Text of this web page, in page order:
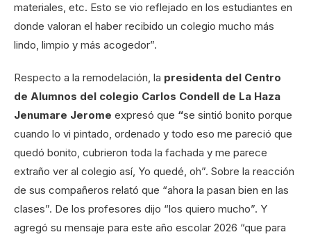
materiales, etc. Esto se vio reflejado en los estudiantes en
donde valoran el haber recibido un colegio mucho más
lindo, limpio y más acogedor”.
Respecto a la remodelación, la presidenta del Centro
de Alumnos del colegio Carlos Condell de La Haza
Jenumare Jerome expresó que “se sintió bonito porque
cuando lo vi pintado, ordenado y todo eso me pareció que
quedó bonito, cubrieron toda la fachada y me parece
extraño ver al colegio así, Yo quedé, oh”. Sobre la reacción
de sus compañeros relató que “ahora la pasan bien en las
clases”. De los profesores dijo “los quiero mucho”. Y
agregó su mensaje para este año escolar 2026 “que para